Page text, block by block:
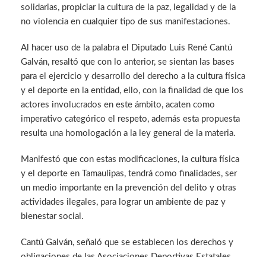
solidarias, propiciar la cultura de la paz, legalidad y de la
no violencia en cualquier tipo de sus manifestaciones.
Al hacer uso de la palabra el Diputado Luis René Cantú
Galván, resaltó que con lo anterior, se sientan las bases
para el ejercicio y desarrollo del derecho a la cultura física
y el deporte en la entidad, ello, con la finalidad de que los
actores involucrados en este ámbito, acaten como
imperativo categórico el respeto, además esta propuesta
resulta una homologación a la ley general de la materia.
Manifestó que con estas modificaciones, la cultura física
y el deporte en Tamaulipas, tendrá como finalidades, ser
un medio importante en la prevención del delito y otras
actividades ilegales, para lograr un ambiente de paz y
bienestar social.
Cantú Galván, señaló que se establecen los derechos y